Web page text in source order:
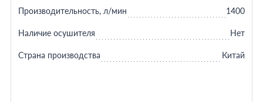
Производительность, л/мин 1400
Наличие осушителя Нет
Страна производства Китай